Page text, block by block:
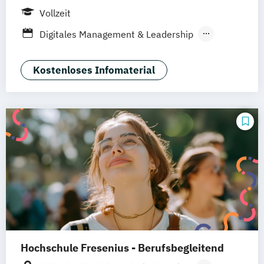
Düsseldorf
Braunschweig Erfurt
Vollzeit
Digitales Management & Leadership
Marketing
Kostenloses Infomaterial
Hochschule Fresenius - Berufsbegleitend